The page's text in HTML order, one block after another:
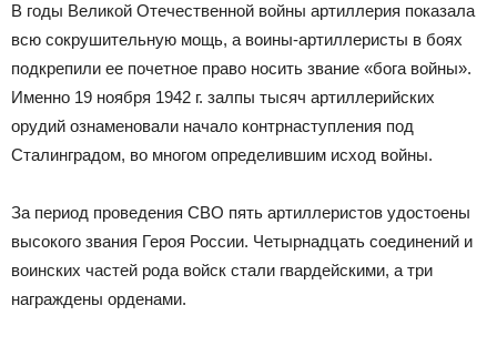
В годы Великой Отечественной войны артиллерия показала
всю сокрушительную мощь, а воины-артиллеристы в боях
подкрепили ее почетное право носить звание «бога войны».
Именно 19 ноября 1942 г. залпы тысяч артиллерийских
орудий ознаменовали начало контрнаступления под
Сталинградом, во многом определившим исход войны.
За период проведения СВО пять артиллеристов удостоены
высокого звания Героя России. Четырнадцать соединений и
воинских частей рода войск стали гвардейскими, а три
награждены орденами.